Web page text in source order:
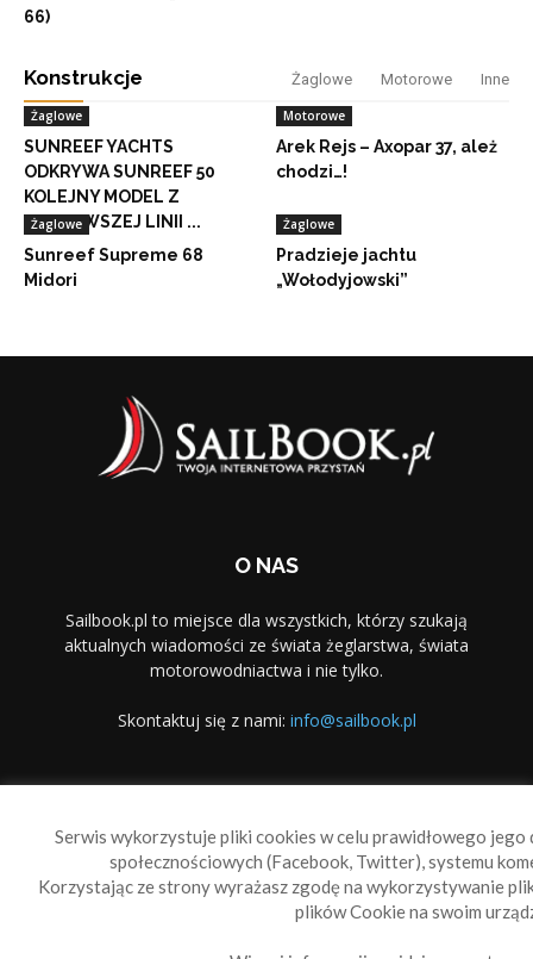
66)
Konstrukcje Żaglowe Motorowe Inne
Żaglowe
SUNREEF YACHTS
ODKRYWA SUNREEF 50
KOLEJNY MODEL Z
NAJNOWSZEJ LINII ...
Motorowe
Arek Rejs – Axopar 37, ależ
chodzi…!
Żaglowe
Sunreef Supreme 68
Midori
Żaglowe
Pradzieje jachtu
„Wołodyjowski”
O NAS
Sailbook.pl to miejsce dla wszystkich, którzy szukają
aktualnych wiadomości ze świata żeglarstwa, świata
motorowodniactwa i nie tylko.
Skontaktuj się z nami: info@sailbook.pl
Serwis wykorzystuje pliki cookies w celu prawidłowego
społecznościowych (Facebook, Twitter), systemu
Korzystając ze strony wyrażasz zgodę na wykorzystywanie
plików Cookie na swoim